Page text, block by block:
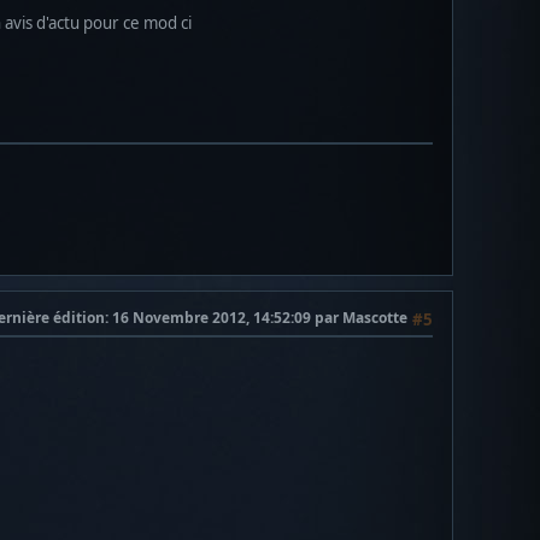
d'actu pour ce mod ci
#5
édition: 16 Novembre 2012, 14:52:09 par Mascotte